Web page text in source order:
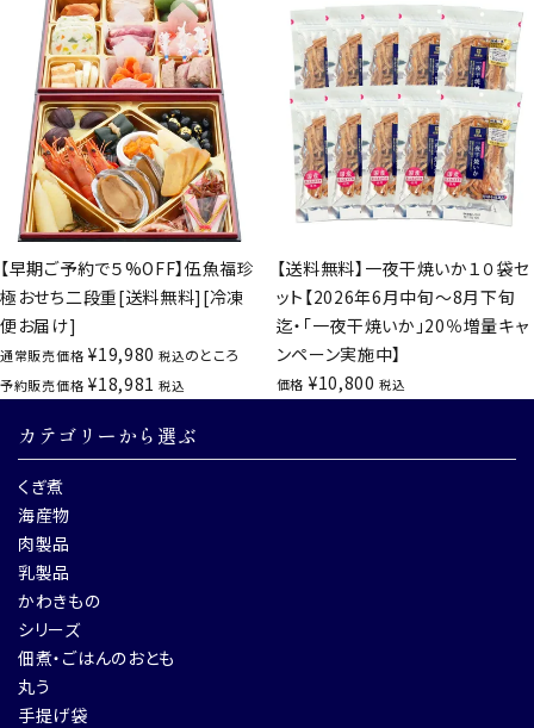
【早期ご予約で５%OFF】伍魚福珍
極おせち二段重[送料無料][冷凍
便お届け]
通常販売価格 ¥19,980 税込のところ
予約販売価格 ¥18,981 税込
【送料無料】一夜干焼いか１０袋セ
ット【2026年6月中旬～8月下旬
迄・「一夜干焼いか」20％増量キャ
ンペーン実施中】
価格 ¥10,800 税込
カテゴリーから選ぶ
くぎ煮
海産物
肉製品
乳製品
かわきもの
シリーズ
佃煮・ごはんのおとも
丸う
手提げ袋